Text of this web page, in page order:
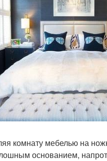
комнату мебелью на
основанием,